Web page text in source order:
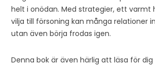
helt i onödan. Med strategier, ett varmt
vilja till försoning kan många relationer
utan även börja frodas igen.
Denna bok är även härlig att läsa för dig